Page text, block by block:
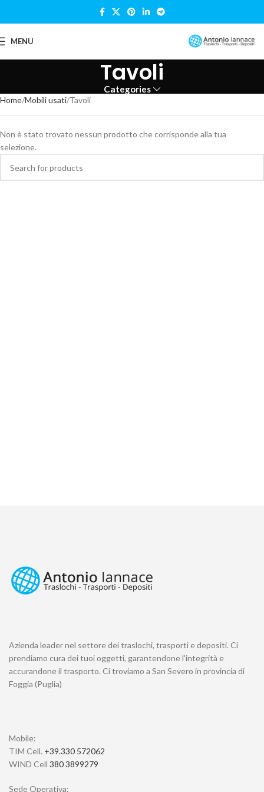
MENU
Tavoli
Categories
Home Mobili usati Tavoli
Non è stato trovato nessun prodotto che corrisponde alla tua
selezione.
Azienda leader nel settore dei traslochi, trasporti e depositi. Ci
prendiamo cura dei tuoi oggetti, garantendone l'integrità e
accurandone il trasporto. Ci troviamo a San Severo in provincia di
Foggia (Puglia)
Mobile:
TIM Cell. +39.330 572062
WIND Cell 380 3899279
Sede Operativa: